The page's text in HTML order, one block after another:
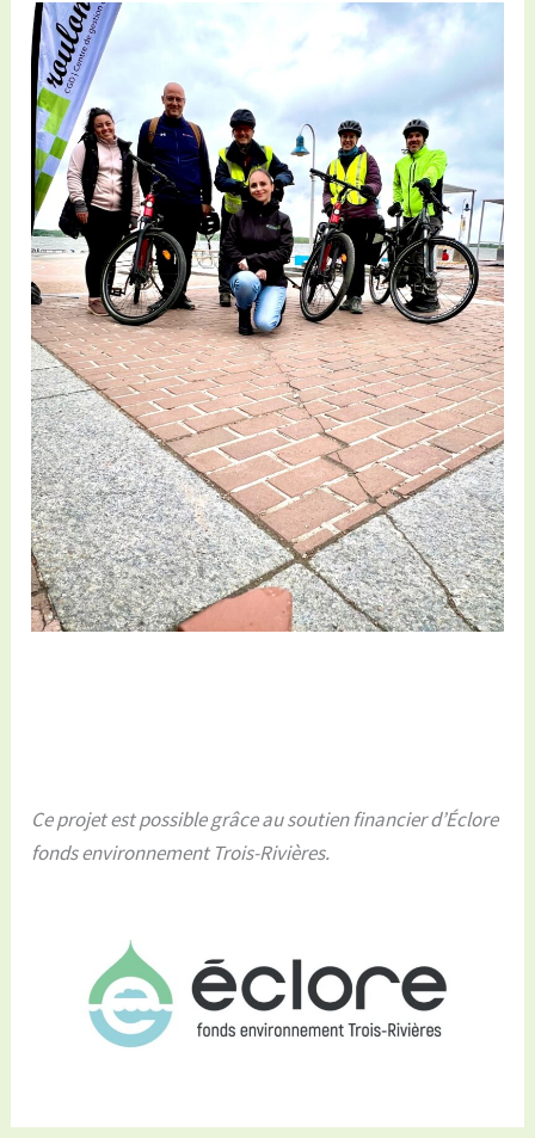
Ce projet est possible grâce au soutien financier d’Éclore
fonds environnement Trois-Rivières.